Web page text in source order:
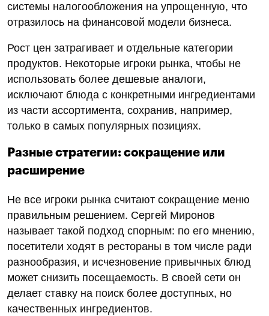
системы налогообложения на упрощенную, что
отразилось на финансовой модели бизнеса.
Рост цен затрагивает и отдельные категории
продуктов. Некоторые игроки рынка, чтобы не
использовать более дешевые аналоги,
исключают блюда с конкретными ингредиентами
из части ассортимента, сохранив, например,
только в самых популярных позициях.
Разные стратегии: сокращение или
расширение
Не все игроки рынка считают сокращение меню
правильным решением. Сергей Миронов
называет такой подход спорным: по его мнению,
посетители ходят в рестораны в том числе ради
разнообразия, и исчезновение привычных блюд
может снизить посещаемость. В своей сети он
делает ставку на поиск более доступных, но
качественных ингредиентов.